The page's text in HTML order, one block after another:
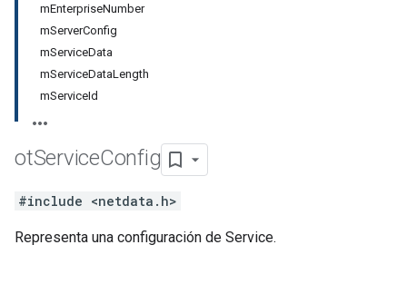
mEnterpriseNumber
mServerConfig
mServiceData
mServiceDataLength
mServiceId
otServiceConfig
#include <netdata.h>
Representa una configuración de Service.